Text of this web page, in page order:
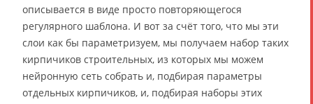
описывается в виде просто повторяющегося
регулярного шаблона. И вот за счёт того, что мы эти
слои как бы параметризуем, мы получаем набор таких
кирпичиков строительных, из которых мы можем
нейронную сеть собрать и, подбирая параметры
отдельных кирпичиков, и, подбирая наборы этих